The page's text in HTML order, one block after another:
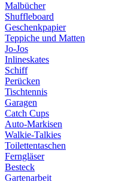
Malbücher
Shuffleboard
Geschenkpapier
Teppiche und Matten
Jo-Jos
Inlineskates
Schiff
Perücken
Tischtennis
Garagen
Catch Cups
Auto-Markisen
Walkie-Talkies
Toilettentaschen
Ferngläser
Besteck
Gartenarbeit